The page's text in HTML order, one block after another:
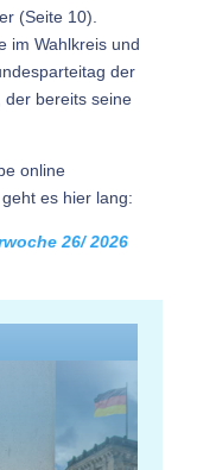
(Seite 10).
im Wahlkreis und
der
der bereits seine
online
es hier lang:
26/ 2026